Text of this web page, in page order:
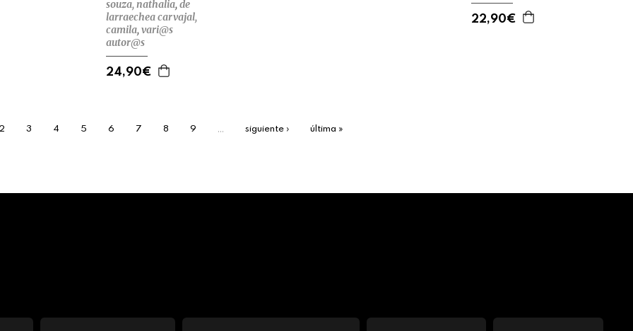
souza, nathalia,de
larraechea carvajal,
camila,vari@s
autor@s
24,90€
22,90€
3 4 5 6 7 8 9 … siguiente › última »